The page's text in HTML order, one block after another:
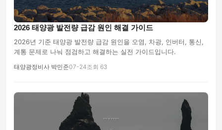
2026 태양광 발전량 급감 원인 해결 가이드
2026년 기준 태양광 발전량 급감 원인을 오염, 차광, 인버터, 통신,
계통 문제로 나눠 점검하고 해결하는 실전 가이드입니다.
태양광정비사 박민준07-24조회 63